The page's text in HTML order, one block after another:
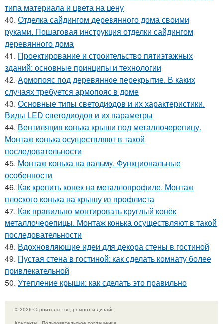
типа материала и цвета на цену
40. Отделка сайдингом деревянного дома своими
руками. Пошаговая инструкция отделки сайдингом
деревянного дома
41. Проектирование и строительство пятиэтажных
зданий: основные принципы и технологии
42. Армопояс под деревянное перекрытие. В каких
случаях требуется армопояс в доме
43. Основные типы светодиодов и их характеристики.
Виды LED светодиодов и их параметры
44. Вентиляция конька крыши под металлочерепицу.
Монтаж конька осуществляют в такой
последовательности
45. Монтаж конька на вальму. Функциональные
особенности
46. Как крепить конек на металлопрофиле. Монтаж
плоского конька на крышу из профлиста
47. Как правильно монтировать круглый конёк
металлочерепицы. Монтаж конька осуществляют в такой
последовательности
48. Вдохновляющие идеи для декора стены в гостиной
49. Пустая стена в гостиной: как сделать комнату более
привлекательной
50. Утепление крыши: как сделать это правильно
© 2026 Строительство, ремонт и дизайн
Контакты
Пользовательское соглашение